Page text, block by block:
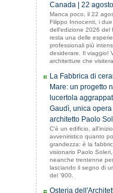
Canada | 22
Manca poco, il 22
Filippo Innocenti, i
dell'edizione 2026 del
resta una delle
professionali più
desiderare. Il viaggio!
architetture che
La Fabbrica di
Mare: un progetto
lucertola
Gaudì, unica
architetto Paolo
C'è un edificio,
avveniristico quanto
grandezza: è la
visionario Paolo
neanche trentenne
lasciando il segno di
del '900.
Osteria